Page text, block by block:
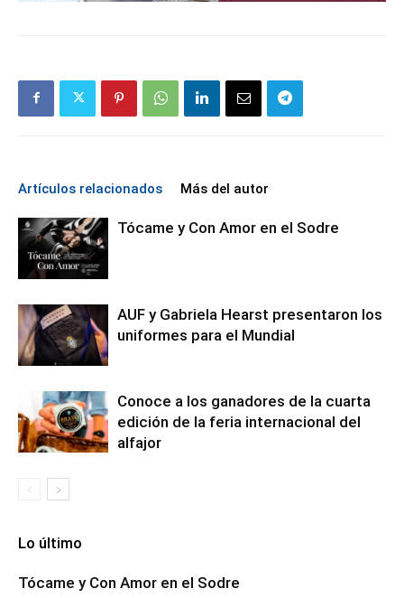
Artículos relacionados Más del autor
Tócame y Con Amor en el Sodre
AUF y Gabriela Hearst presentaron los
uniformes para el Mundial
Conoce a los ganadores de la cuarta
edición de la feria internacional del
alfajor
Lo último
Tócame y Con Amor en el Sodre